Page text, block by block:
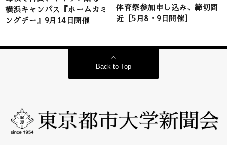
横浜キャンパス『ホームカミ
ングデー』9月14日開催
体育祭参加申し込み、締切間
近［5月8・9日開催］
Back to Top